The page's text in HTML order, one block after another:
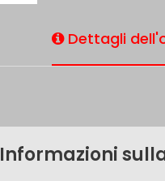
Dettagli
Informazioni